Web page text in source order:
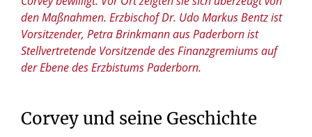
den Maßnahmen. Erzbischof Dr. Udo Markus Bentz ist
Vorsitzender, Petra Brinkmann aus Paderborn ist
Stellvertretende Vorsitzende des Finanzgremiums auf
der Ebene des Erzbistums Paderborn.
Corvey und seine Geschichte